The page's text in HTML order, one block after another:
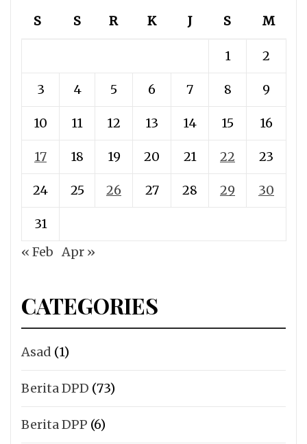
S S R K J S M
1 2
3 4 5 6 7 8 9
10 11 12 13 14 15 16
17 18 19 20 21 22 23
24 25 26 27 28 29 30
31
« Feb Apr »
CATEGORIES
Asad (1)
Berita DPD (73)
Berita DPP (6)